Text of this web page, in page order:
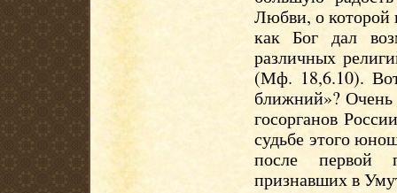
Любви, о которой
как Бог дал
различных
(Мф. 18,6.10).
ближний»? Очень
госорганов
судьбе этого
после первой
признавших в